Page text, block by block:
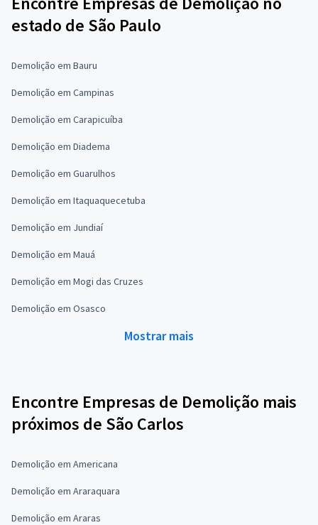
estado de São Paulo
Demolição em Bauru
Demolição em Campinas
Demolição em Carapicuíba
Demolição em Diadema
Demolição em Guarulhos
Demolição em Itaquaquecetuba
Demolição em Jundiaí
Demolição em Mauá
Demolição em Mogi das Cruzes
Demolição em Osasco
Mostrar mais
Encontre Empresas de Demolição mais
próximos de São Carlos
Demolição em Americana
Demolição em Araraquara
Demolição em Araras